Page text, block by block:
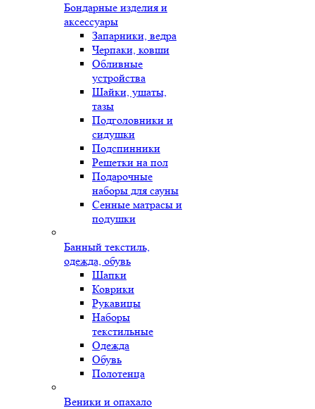
Бондарные изделия и
аксессуары
Запарники, ведра
Черпаки, ковши
Обливные
устройства
Шайки, ушаты,
тазы
Подголовники и
сидушки
Подспинники
Решетки на пол
Подарочные
наборы для сауны
Сенные матрасы и
подушки
Банный текстиль,
одежда, обувь
Шапки
Коврики
Рукавицы
Наборы
текстильные
Одежда
Обувь
Полотенца
Веники и опахало